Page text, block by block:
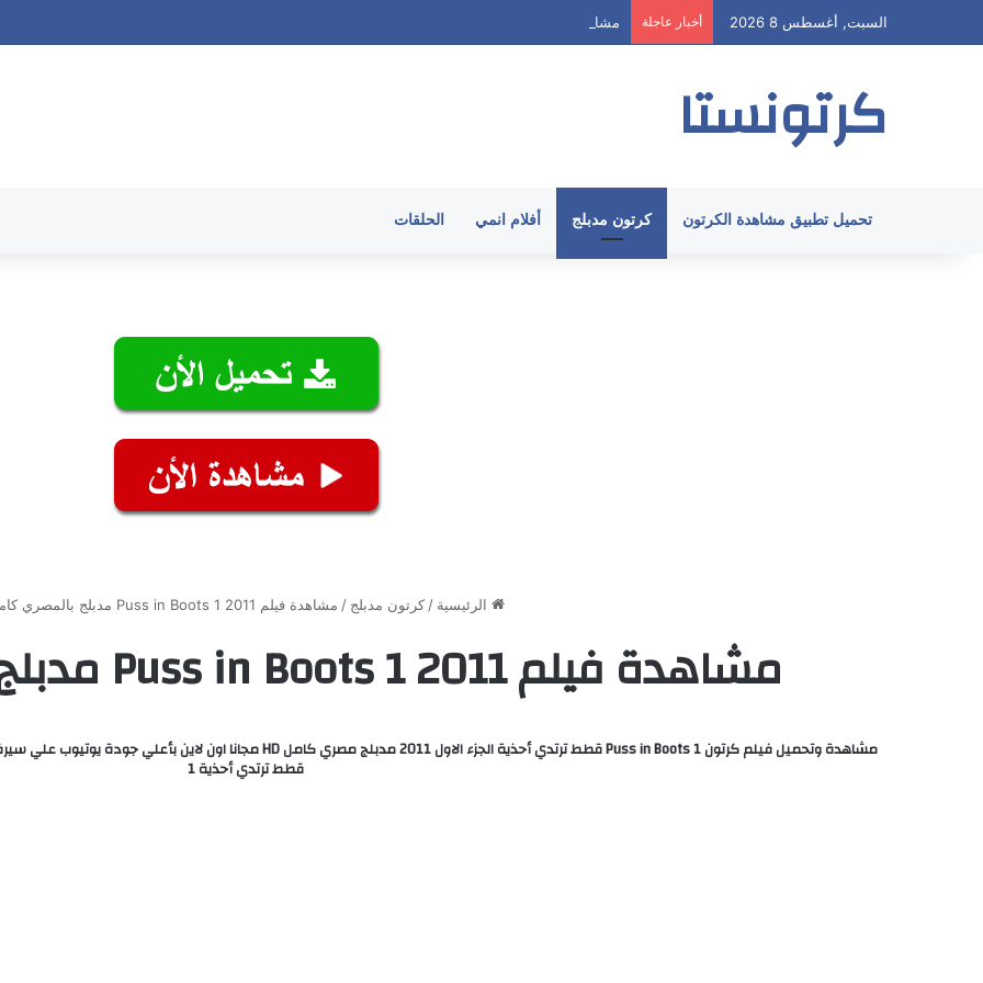
السبت, أغسطس 8 2026 أخبار عاجلة مشاهدة هيا ارنولد الحلقة 58 مدبلج HD جميع الحلقات
كرتونستا
تحميل تطبيق مشاهدة الكرتون كرتون مدبلج أفلام انمي الحلقات
الرئيسية / كرتون مدبلج / مشاهدة فيلم Puss in Boots 1 2011 مدبلج بالمصري كامل
مشاهدة فيلم Puss in Boots 1 2011 مدبلج بالمصري كامل
قطط ترتدي أحذية 1